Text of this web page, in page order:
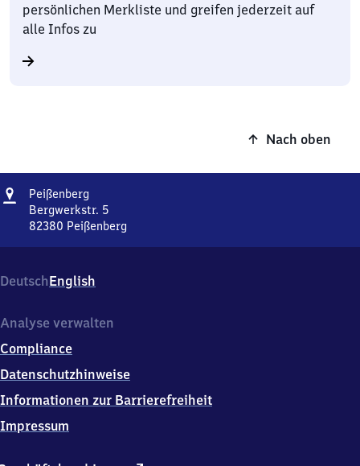
persönlichen Merkliste und greifen jederzeit auf
alle Infos zu
Nach oben
Adresse
Peißenberg
Bergwerkstr. 5
82380 Peißenberg
5,
8
3
0
Peißenberg
DeutschEnglish
Analyse verwalten
Compliance
Datenschutzhinweise
Informationen zur Barrierefreiheit
Impressum